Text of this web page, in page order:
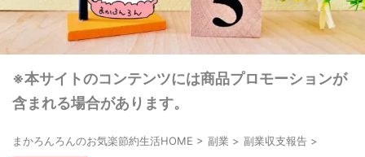
※本サイトのコンテンツには商品プロモーションが
含まれる場合があります。
まかろんろんのお気楽節約生活HOME > 副業 > 副業収支報告 >